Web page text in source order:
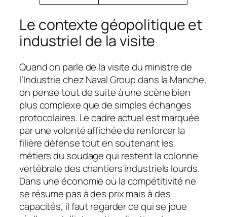
Le contexte géopolitique et
industriel de la visite
Quand on parle de la visite du ministre de
l’Industrie chez Naval Group dans la Manche,
on pense tout de suite à une scène bien
plus complexe que de simples échanges
protocolaires. Le cadre actuel est marquée
par une volonté affichée de renforcer la
filière défense tout en soutenant les
métiers du soudage qui restent la colonne
vertébrale des chantiers industriels lourds.
Dans une économie où la compétitivité ne
se résume pas à des prix mais à des
capacités, il faut regarder ce qui se joue